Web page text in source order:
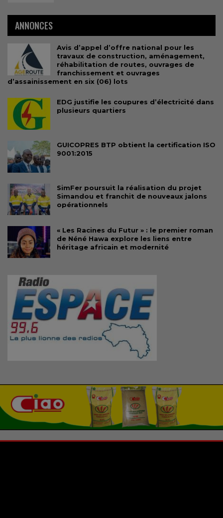
ANNONCES
Avis d’appel d’offre national pour les
travaux de construction, aménagement,
réhabilitation de routes, ouvrages de
franchissement et ouvrages
d’assainissement en six (06) lots
EDG justifie les coupures d’électricité dans
plusieurs quartiers
GUICOPRES BTP obtient la certification ISO
9001:2015
SimFer poursuit la réalisation du projet
Simandou et franchit de nouveaux jalons
opérationnels
« Les Racines du Futur » : le premier roman
de Néné Hawa explore les liens entre
héritage africain et modernité